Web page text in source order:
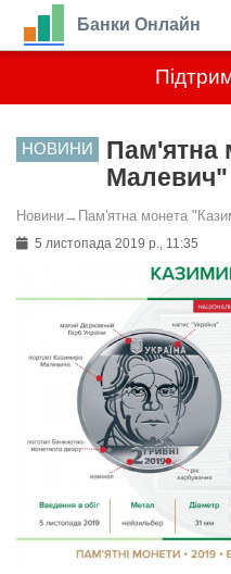
Банки Онлайн
НОВИНИ
Пам'ятна
Малевич"
Новини→ Пам'ятна монета
5 листопада 2019 р., 11:35